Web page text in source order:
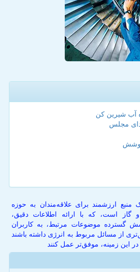
آب شیرین کن
مجلس
ارزشمند برای علاقه‌مندان به حوزه
گاز است، که با ارائه اطلاعات دقیق،
گسترده موضوعات مرتبط، به کاربران
از مسائل مربوط به انرژی داشته باشند
این زمینه، موفق‌تر عمل کنند